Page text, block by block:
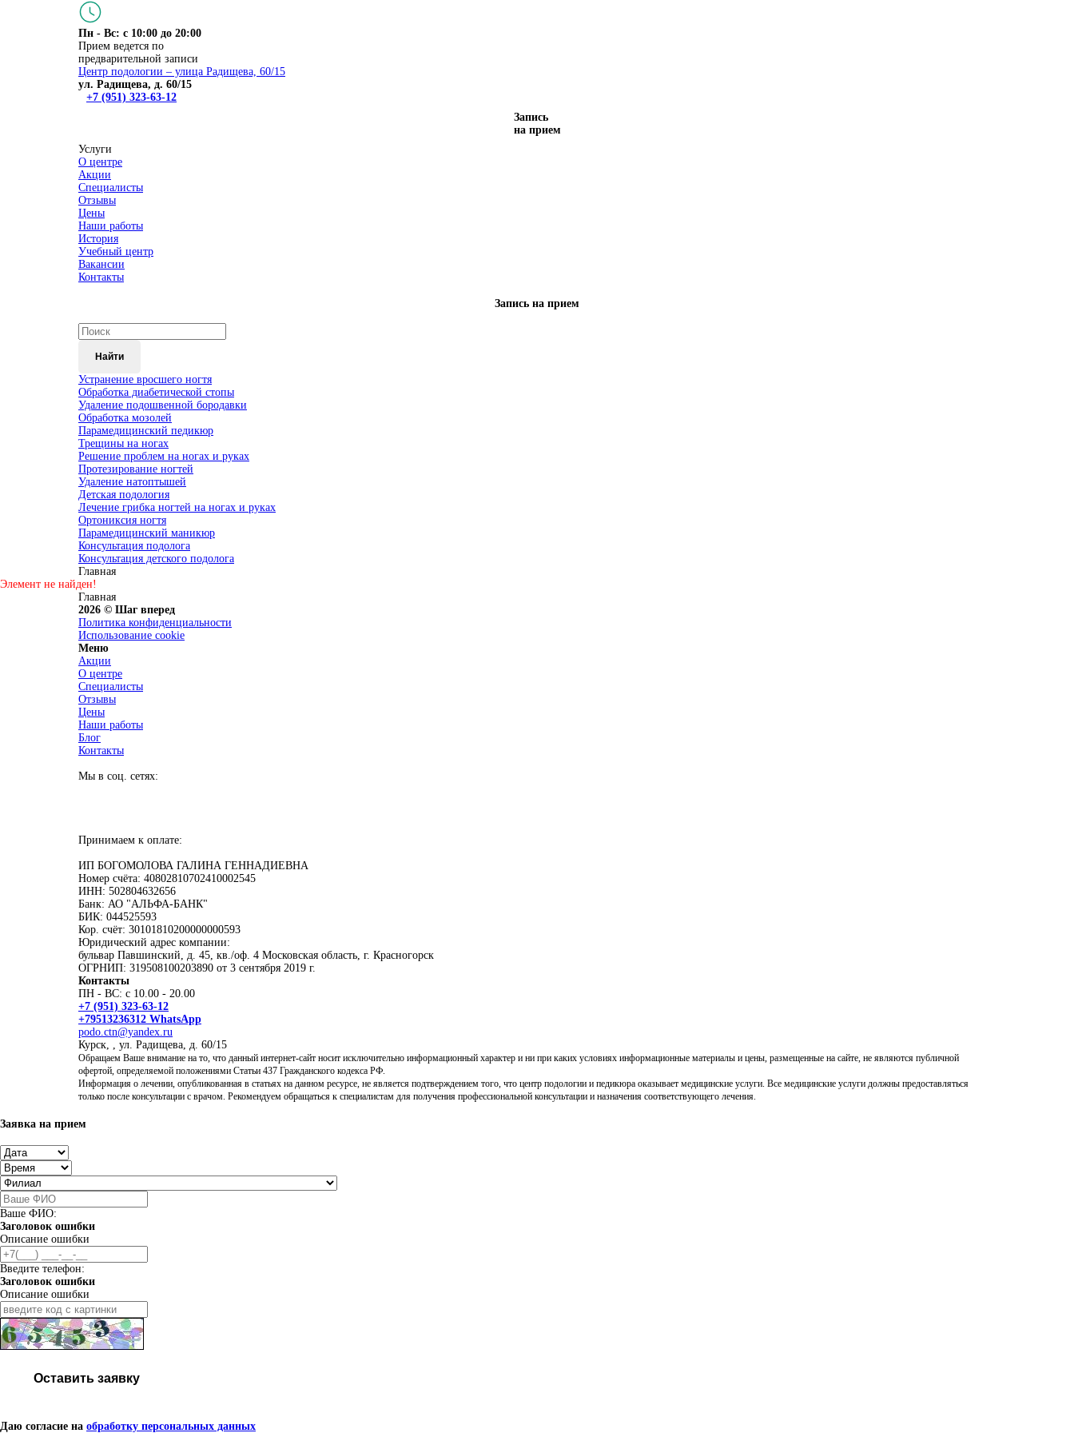
Пн - Вс: с 10:00 до 20:00
Прием ведется по
предварительной записи
Центр подологии – улица Радищева, 60/15
ул. Радищева, д. 60/15
+7 (951) 323-63-12
Запись
на прием
Услуги
О центре
Акции
Специалисты
Отзывы
Цены
Наши работы
История
Учебный центр
Вакансии
Контакты
Запись на прием
Найти
Устранение вросшего ногтя
Обработка диабетической стопы
Удаление подошвенной бородавки
Обработка мозолей
Парамедицинский педикюр
Трещины на ногах
Решение проблем на ногах и руках
Протезирование ногтей
Удаление натоптышей
Детская подология
Лечение грибка ногтей на ногах и руках
Ортониксия ногтя
Парамедицинский маникюр
Консультация подолога
Консультация детского подолога
Главная
Элемент не найден!
Главная
2026 © Шаг вперед
Политика конфиденциальности
Использование cookie
Меню
Акции
О центре
Специалисты
Отзывы
Цены
Наши работы
Блог
Контакты
Мы в соц. сетях:
Принимаем к оплате:
ИП БОГОМОЛОВА ГАЛИНА ГЕННАДИЕВНА
Номер счёта: 40802810702410002545
ИНН: 502804632656
Банк: АО "АЛЬФА-БАНК"
БИК: 044525593
Кор. счёт: 30101810200000000593
Юридический адрес компании:
бульвар Павшинский, д. 45, кв./оф. 4 Московская область, г. Красногорск
ОГРНИП: 319508100203890 от 3 сентября 2019 г.
Контакты
ПН - ВС: с 10.00 - 20.00
+7 (951) 323-63-12
+79513236312 WhatsApp
podo.ctn@yandex.ru
Курск, , ул. Радищева, д. 60/15
Обращаем Ваше внимание на то, что данный интернет-сайт носит исключительно информационный характер и ни при каких условиях информационные материалы и цены, размещенные на сайте, не являются публичной
офертой, определяемой положениями Статьи 437 Гражданского кодекса РФ.
Информация о лечении, опубликованная в статьях на данном ресурсе, не является подтверждением того, что центр подологии и педикюра оказывает медицинские услуги. Все медицинские услуги должны предоставляться
только после консультации с врачом. Рекомендуем обращаться к специалистам для получения профессиональной консультации и назначения соответствующего лечения.
Заявка на прием
Ваше ФИО:
Заголовок ошибки
Описание ошибки
Введите телефон:
Заголовок ошибки
Описание ошибки
Оставить заявку
Даю согласие на обработку персональных данных